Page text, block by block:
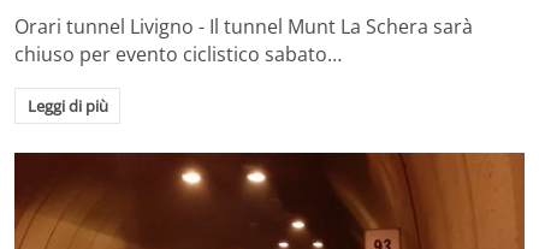
Orari tunnel Livigno - Il tunnel Munt La Schera sarà
chiuso per evento ciclistico sabato…
Leggi di più